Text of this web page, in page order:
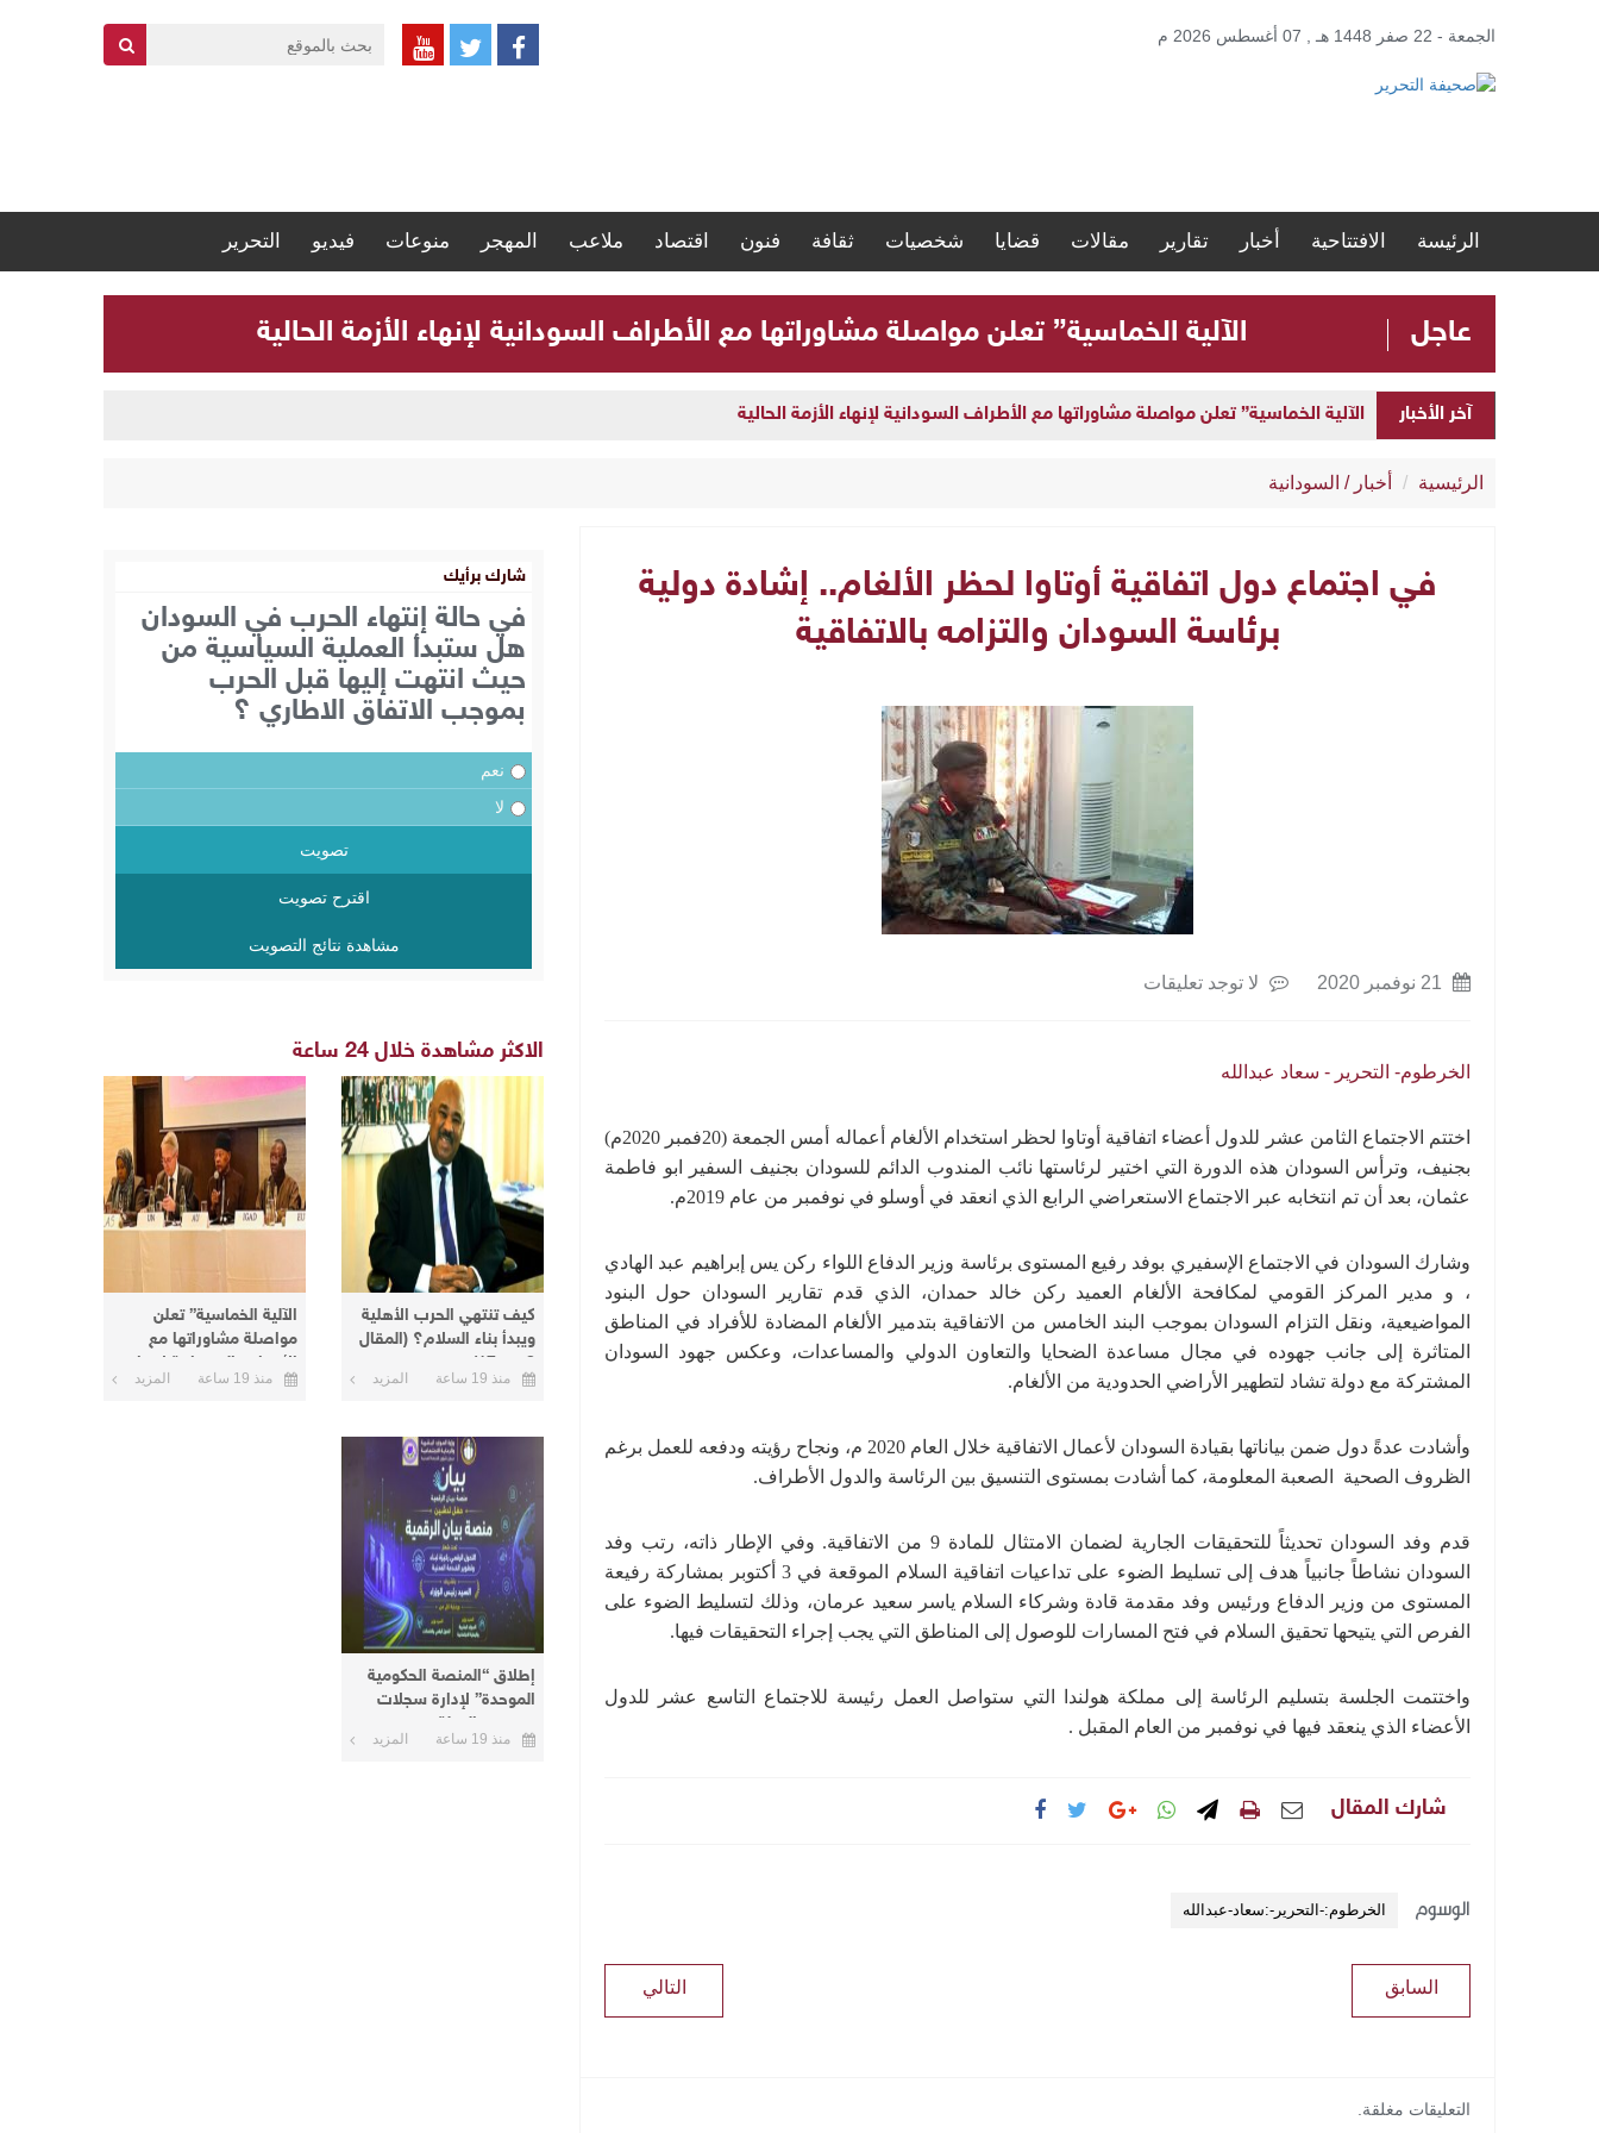
الجمعة - 22 صفر 1448 هـ , 07 أغسطس 2026 م
الرئيسة الافتتاحية أخبار تقارير مقالات قضايا شخصيات ثقافة فنون اقتصاد ملاعب المهجر منوعات فيديو التحرير
عاجل الآلية الخماسية” تعلن مواصلة مشاوراتها مع الأطراف السودانية لإنهاء الأزمة الحالية
آخر الأخبار الآلية الخماسية” تعلن مواصلة مشاوراتها مع الأطراف السودانية لإنهاء الأزمة الحالية
الرئيسية أخبار / السودانية
في اجتماع دول اتفاقية أوتاوا لحظر الألغام.. إشادة دولية
برئاسة السودان والتزامه بالاتفاقية
لا توجد تعليقات
الخرطوم- التحرير - سعاد عبدالله
اختتم الاجتماع الثامن عشر للدول أعضاء اتفاقية أوتاوا لحظر استخدام الألغام أعماله أمس الجمعة (20فمبر 2020م)
بجنيف، وترأس السودان هذه الدورة التي اختير لرئاستها نائب المندوب الدائم للسودان بجنيف السفير ابو فاطمة
عثمان، بعد أن تم انتخابه عبر الاجتماع الاستعراضي الرابع الذي انعقد في أوسلو في نوفمبر من عام 2019م.
وشارك السودان في الاجتماع الإسفيري بوفد رفيع المستوى برئاسة وزير الدفاع اللواء ركن يس إبراهيم عبد الهادي
، و مدير المركز القومي لمكافحة الألغام العميد ركن خالد حمدان، الذي قدم تقارير السودان حول البنود
المواضيعية، ونقل التزام السودان بموجب البند الخامس من الاتفاقية بتدمير الألغام المضادة للأفراد في المناطق
المتاثرة إلى جانب جهوده في مجال مساعدة الضحايا والتعاون الدولي والمساعدات، وعكس جهود السودان
المشتركة مع دولة تشاد لتطهير الأراضي الحدودية من الألغام.
وأشادت عدةً دول ضمن بياناتها بقيادة السودان لأعمال الاتفاقية خلال العام 2020 م، ونجاح رؤيته ودفعه للعمل برغم
الظروف الصحية الصعبة المعلومة، كما أشادت بمستوى التنسيق بين الرئاسة والدول الأطراف.
قدم وفد السودان تحديثاً للتحقيقات الجارية لضمان الامتثال للمادة 9 من الاتفاقية. وفي الإطار ذاته، رتب وفد
السودان نشاطاً جانبياً هدف إلى تسليط الضوء على تداعيات اتفاقية السلام الموقعة في 3 أكتوبر بمشاركة رفيعة
المستوى من وزير الدفاع ورئيس وفد مقدمة قادة وشركاء السلام ياسر سعيد عرمان، وذلك لتسليط الضوء على
الفرص التي يتيحها تحقيق السلام في فتح المسارات للوصول إلى المناطق التي يجب إجراء التحقيقات فيها.
واختتمت الجلسة بتسليم الرئاسة إلى مملكة هولندا التي ستواصل العمل رئيسة للاجتماع التاسع عشر للدول
الأعضاء الذي ينعقد فيها في نوفمبر من العام المقبل .
شارك المقال
الوسوم الخرطوم:-التحرير-:سعاد-عبدالله
التالي السابق
التعليقات مغلقة.
شارك برأيك
في حالة إنتهاء الحرب في السودان
هل ستبدأ العملية السياسية من
حيث انتهت إليها قبل الحرب
بموجب الاتفاق الاطاري ؟
نعم
لا
تصويت
اقترح تصويت
مشاهدة نتائج التصويت
الاكثر مشاهدة خلال 24 ساعة
كيف تنتهي الحرب الأهلية
ويبدأ بناء السلام؟ (المقال
8 من 17)
منذ 19 ساعة المزيد
الآلية الخماسية” تعلن
مواصلة مشاوراتها مع
الأطراف السودانية لإنهاء
الأزمة الحالية
منذ 19 ساعة المزيد
إطلاق “المنصة الحكومية
الموحدة” لإدارة سجلات
موظفي الدولة
منذ 19 ساعة المزيد